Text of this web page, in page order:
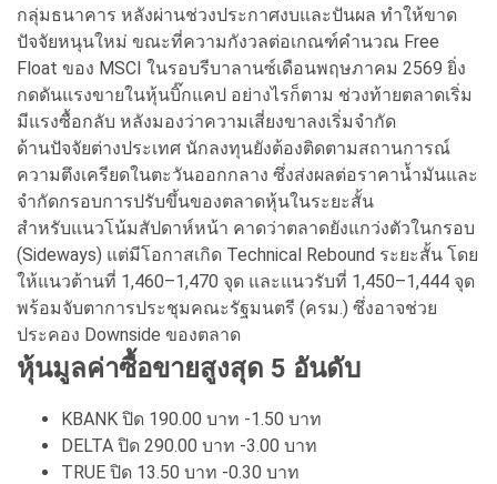
กลุ่มธนาคาร หลังผ่านช่วงประกาศงบและปันผล ทำให้ขาด
ปัจจัยหนุนใหม่ ขณะที่ความกังวลต่อเกณฑ์คำนวณ Free
Float ของ MSCI ในรอบรีบาลานซ์เดือนพฤษภาคม 2569 ยิ่ง
กดดันแรงขายในหุ้นบิ๊กแคป อย่างไรก็ตาม ช่วงท้ายตลาดเริ่ม
มีแรงซื้อกลับ หลังมองว่าความเสี่ยงขาลงเริ่มจำกัด
ด้านปัจจัยต่างประเทศ นักลงทุนยังต้องติดตามสถานการณ์
ความตึงเครียดในตะวันออกกลาง ซึ่งส่งผลต่อราคาน้ำมันและ
จำกัดกรอบการปรับขึ้นของตลาดหุ้นในระยะสั้น
สำหรับแนวโน้มสัปดาห์หน้า คาดว่าตลาดยังแกว่งตัวในกรอบ
(Sideways) แต่มีโอกาสเกิด Technical Rebound ระยะสั้น โดย
ให้แนวต้านที่ 1,460–1,470 จุด และแนวรับที่ 1,450–1,444 จุด
พร้อมจับตาการประชุมคณะรัฐมนตรี (ครม.) ซึ่งอาจช่วย
ประคอง Downside ของตลาด
หุ้นมูลค่าซื้อขายสูงสุด 5 อันดับ
KBANK ปิด 190.00 บาท -1.50 บาท
DELTA ปิด 290.00 บาท -3.00 บาท
TRUE ปิด 13.50 บาท -0.30 บาท